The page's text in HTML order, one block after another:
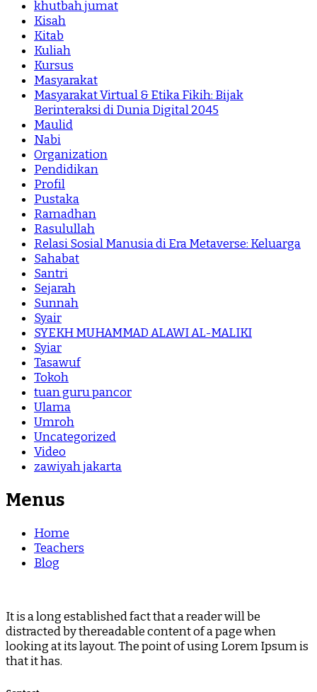
khutbah jumat
Kisah
Kitab
Kuliah
Kursus
Masyarakat
Masyarakat Virtual & Etika Fikih: Bijak
Berinteraksi di Dunia Digital 2045
Maulid
Nabi
Organization
Pendidikan
Profil
Pustaka
Ramadhan
Rasulullah
Relasi Sosial Manusia di Era Metaverse: Keluarga
Sahabat
Santri
Sejarah
Sunnah
Syair
SYEKH MUHAMMAD ALAWI AL-MALIKI
Syiar
Tasawuf
Tokoh
tuan guru pancor
Ulama
Umroh
Uncategorized
Video
zawiyah jakarta
Menus
Home
Teachers
Blog
It is a long established fact that a reader will be
distracted by thereadable content of a page when
looking at its layout. The point of using Lorem Ipsum is
that it has.